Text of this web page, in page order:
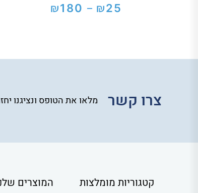
₪25
–
₪180
טווח
צרו קשר מלאו את הטופס ונציגנו
קטגוריות מומלצות המוצרים